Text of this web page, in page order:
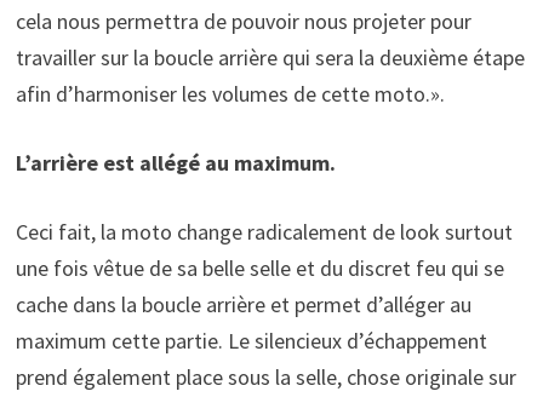
cela nous permettra de pouvoir nous projeter pour
travailler sur la boucle arrière qui sera la deuxième étape
afin d’harmoniser les volumes de cette moto.».
L’arrière est allégé au maximum.
Ceci fait, la moto change radicalement de look surtout
une fois vêtue de sa belle selle et du discret feu qui se
cache dans la boucle arrière et permet d’alléger au
maximum cette partie. Le silencieux d’échappement
prend également place sous la selle, chose originale sur